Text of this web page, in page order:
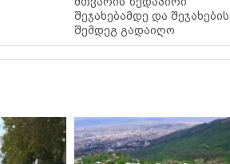
შეჯახებამდე და შეჯახების
შემდეგ გადაიღო